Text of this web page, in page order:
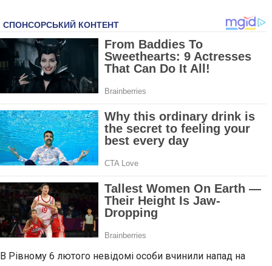
В Рівному 6 лютого невідомі особи вчинили напад на